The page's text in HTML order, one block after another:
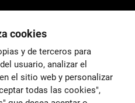
cookies
y de terceros para
usuario, analizar el
el sitio web y personalizar
todas las cookies",